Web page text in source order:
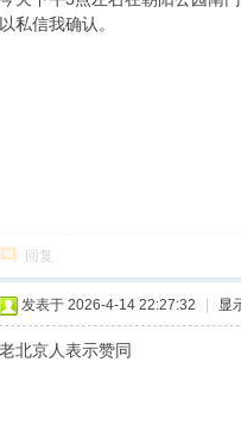
以私信我确认。
回复
发表于 2026-4-14 22:27:32 显
老北京人表示赞同